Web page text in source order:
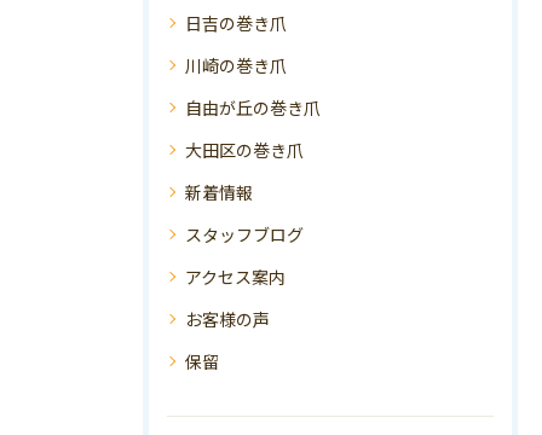
日吉の巻き爪
川崎の巻き爪
自由が丘の巻き爪
大田区の巻き爪
新着情報
スタッフブログ
アクセス案内
お客様の声
保留